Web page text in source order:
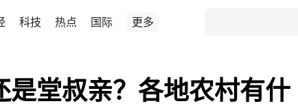
科技 热点 国际 更多
是堂叔亲？各地农村有什